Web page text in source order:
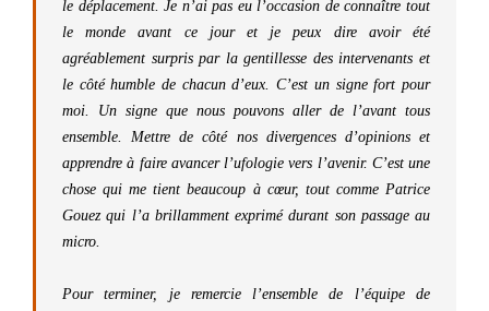
le déplacement. Je n’ai pas eu l’occasion de connaître tout
le monde avant ce jour et je peux dire avoir été
agréablement surpris par la gentillesse des intervenants et
le côté humble de chacun d’eux. C’est un signe fort pour
moi. Un signe que nous pouvons aller de l’avant tous
ensemble. Mettre de côté nos divergences d’opinions et
apprendre à faire avancer l’ufologie vers l’avenir. C’est une
chose qui me tient beaucoup à cœur, tout comme Patrice
Gouez qui l’a brillamment exprimé durant son passage au
micro.
Pour terminer, je remercie l’ensemble de l’équipe de